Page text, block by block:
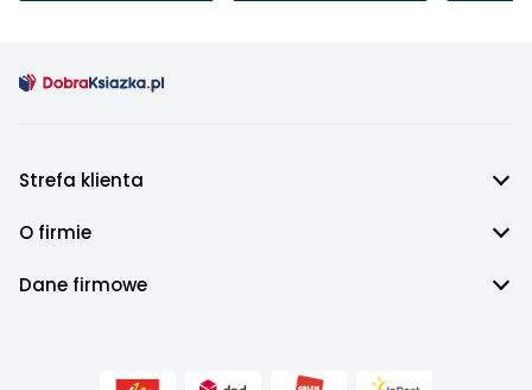
Strefa klienta
O firmie
Dane firmowe